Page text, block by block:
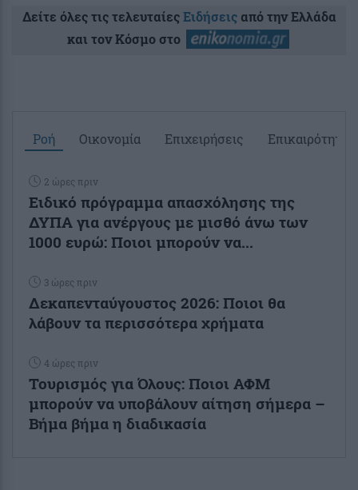
Δείτε όλες τις τελευταίεςΕιδήσειςαπό την Ελλάδα
και τον Κόσμο στο
Ροή Οικονομία Επιχειρήσεις Επικαιρότητα
2 ώρες πριν
Ειδικό πρόγραμμα απασχόλησης της
ΔΥΠΑ για ανέργους με μισθό άνω των
1000 ευρώ: Ποιοι μπορούν να...
3 ώρες πριν
Δεκαπενταύγουστος 2026: Ποιοι θα
λάβουν τα περισσότερα χρήματα
4 ώρες πριν
Τουρισμός για Όλους: Ποιοι ΑΦΜ
μπορούν να υποβάλουν αίτηση σήμερα –
Βήμα βήμα η διαδικασία